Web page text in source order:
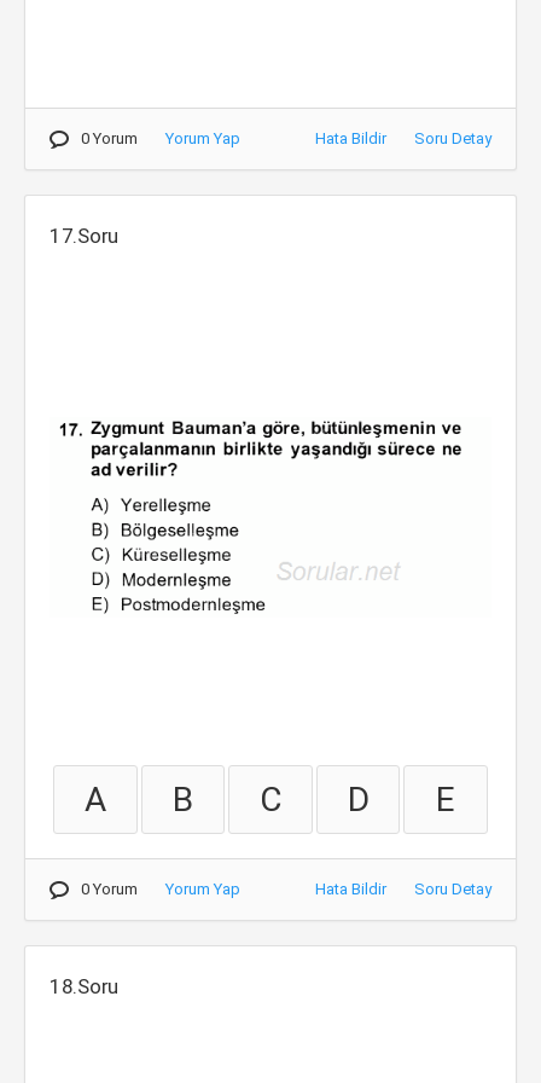
0 Yorum Yorum Yap Hata Bildir Soru Detay
17.Soru
A B C D E
0 Yorum Yorum Yap Hata Bildir Soru Detay
18.Soru